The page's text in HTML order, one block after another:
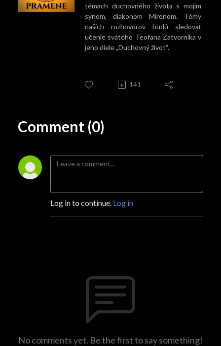
témach duchovného života s mojím
synom, diakonom Mironom. Témy
našich rozhovorov budú sledovať
učenie svätého Teofana Zatvornika v
jeho diele „Duchovný život“.
141
Comment (0)
Log in to continue. Log in
No comments yet. Be the first to say something!